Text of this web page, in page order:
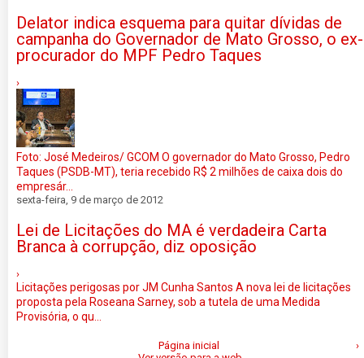
Delator indica esquema para quitar dívidas de
campanha do Governador de Mato Grosso, o ex-
procurador do MPF Pedro Taques
›
Foto: José Medeiros/ GCOM O governador do Mato Grosso, Pedro
Taques (PSDB-MT), teria recebido R$ 2 milhões de caixa dois do
empresár...
sexta-feira, 9 de março de 2012
Lei de Licitações do MA é verdadeira Carta
Branca à corrupção, diz oposição
›
Licitações perigosas por JM Cunha Santos A nova lei de licitações
proposta pela Roseana Sarney, sob a tutela de uma Medida
Provisória, o qu...
›
Página inicial